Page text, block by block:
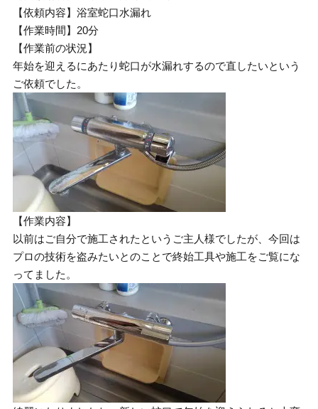
【依頼内容】浴室蛇口水漏れ
【作業時間】20分
【作業前の状況】
年始を迎えるにあたり蛇口が水漏れするので直したいという
ご依頼でした。
【作業内容】
以前はご自分で施工されたというご主人様でしたが、今回は
プロの技術を盗みたいとのことで終始工具や施工をご覧にな
ってました。